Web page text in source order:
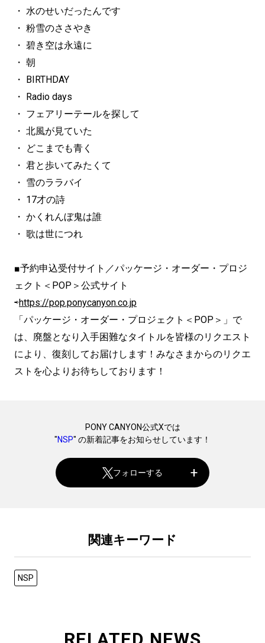
・ 水のせいだったんです
・ 粉雪のささやき
・ 碧き空は永遠に
・ 朝
・ BIRTHDAY
・ Radio days
・ フェアリーテールを探して
・ 北風が見ていた
・ どこまでも青く
・ 君と歩いてみたくて
・ 雪のララバイ
・ 17才の詩
・ かくれんぼ鬼は誰
・ 歌は世につれ
■予約申込受付サイト／パッケージ・オーダー・プロジ
ェクト＜POP＞公式サイト
⇨https://pop.ponycanyon.co.jp
「パッケージ・オーダー・プロジェクト＜POP＞」で
は、廃盤となり入手困難なタイトルを皆様のリクエスト
により、復刻してお届けします！みなさまからのリクエ
ストを心よりお待ちしております！
PONY CANYON公式Xでは
"NSP" の新着記事をお知らせしています！
フォローする
関連キーワード
NSP